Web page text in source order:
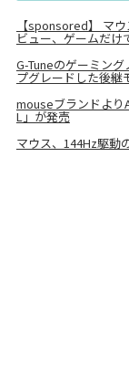
【sponsored】 マ
ビュー、ゲームだけ
G-Tuneのゲーミング
プグレードした後継
mouseブランドより
L」が発売
マウス、144Hz駆動